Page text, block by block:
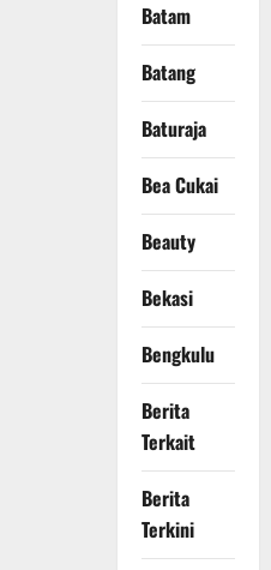
Batam
Batang
Baturaja
Bea Cukai
Beauty
Bekasi
Bengkulu
Berita
Terkait
Berita
Terkini